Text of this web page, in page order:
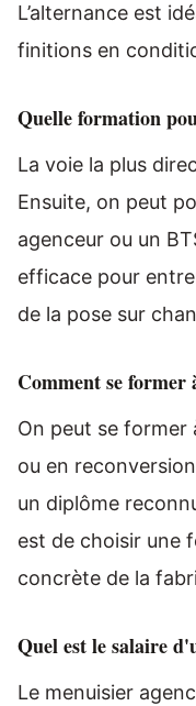
L’alternance est
finitions en
Quelle formation
La voie la plus
Ensuite, on peut
agenceur ou un
efficace pour
de la pose sur
Comment se former
On peut se former
ou en
un diplôme
est de choisir une
concrète de la
Quel est le salaire
Le menuisier